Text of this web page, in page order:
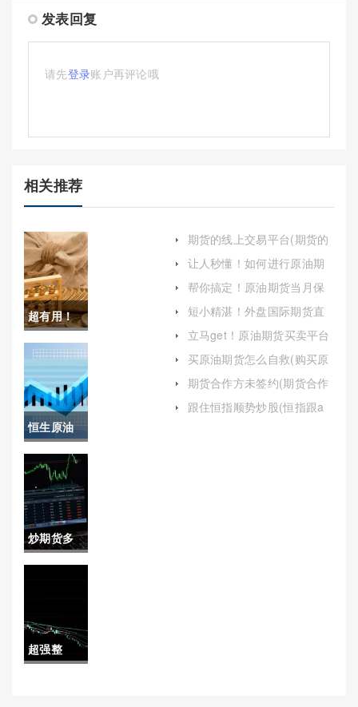
发表回复
请先登录账户再评论哦
相关推荐
超有用！
美国原油
期货喊单
（帮助投
资者抓住
交易机
会）
恒生原油
期货(恒生
原油期货
交易平台)
炒期货多
屏幕(炒期
好还是大
屏幕好)
超强整
期货的线上交易平台(期货的
让人秒懂！如何进行原油期
日行情)
帮你搞定！原油期货当月保
少)
短小精湛！外盘国际期货直
手)
立马get！原油期货买卖平台
而收取更高的费用）
买原油期货怎么自救(购买原
期货合作方未签约(期货合作
跟住恒指顺势炒股(恒指跟a